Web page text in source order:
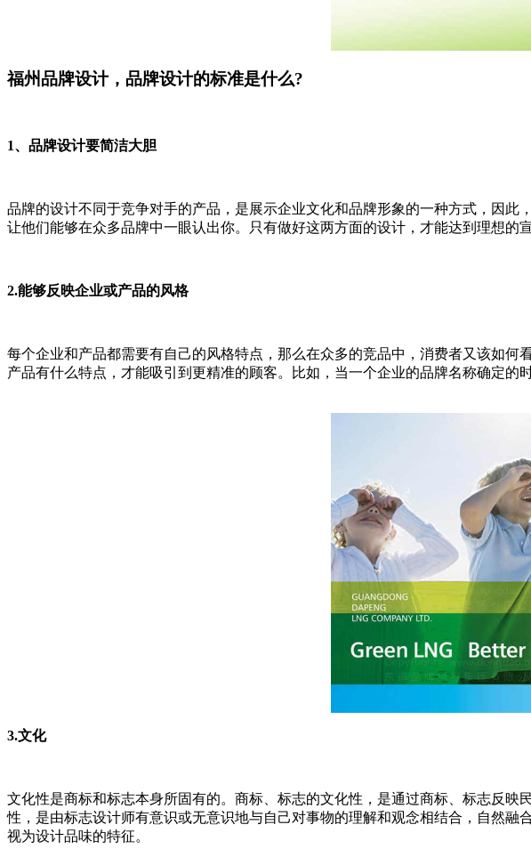
福州品牌设计，品牌设计的标准是什么?
1、品牌设计要简洁大胆
品牌的设计不同于竞争对手的产品，是展示企业文化和品牌形象的一种方式，因
让他们能够在众多品牌中一眼认出你。只有做好这两方面的设计，才能达到理想的
2.能够反映企业或产品的风格
每个企业和产品都需要有自己的风格特点，那么在众多的竞品中，消费者又该如何
产品有什么特点，才能吸引到更精准的顾客。比如，当一个企业的品牌名称确定
3.文化
文化性是商标和标志本身所固有的。商标、标志的文化性，是通过商标、标志反
性，是由标志设计师有意识或无意识地与自己对事物的理解和观念相结合，自然
视为设计品味的特征。